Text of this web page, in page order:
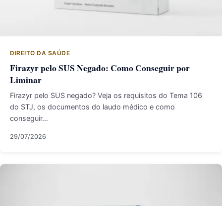
DIREITO DA SAÚDE
Firazyr pelo SUS Negado: Como Conseguir por
Liminar
Firazyr pelo SUS negado? Veja os requisitos do Tema 106
do STJ, os documentos do laudo médico e como
conseguir…
29/07/2026